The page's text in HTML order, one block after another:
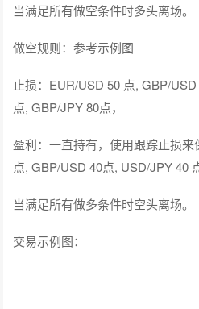
当满足所有做空条件时多头离场。
做空规则：参考示例图
止损：EUR/USD 50 点, GBP/
点, GBP/JPY 80点，
盈利：一直持有，使用跟踪止损
点, GBP/USD 40点, USD/JPY 40
当满足所有做多条件时空头离场。
交易示例图：